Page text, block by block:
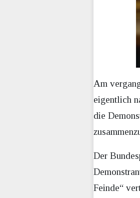
Am
eigentlich
die
Der
Feinde“